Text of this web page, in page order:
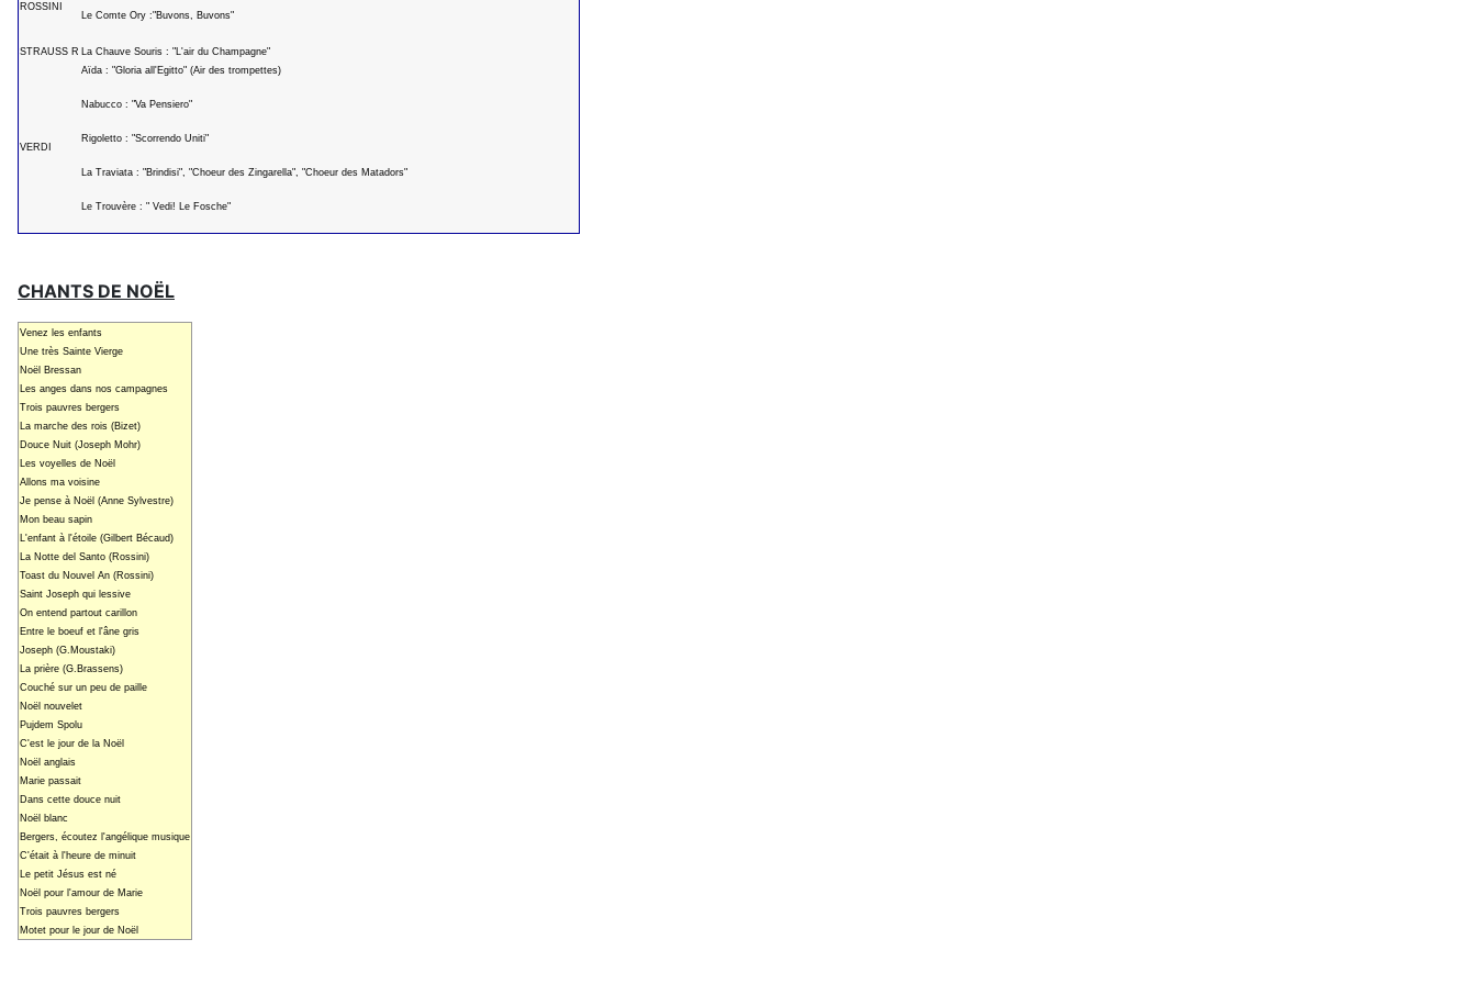
ROSSINI
Le Comte Ory :"Buvons, Buvons"
STRAUSS R La Chauve Souris : "L'air du Champagne"
VERDI
Aïda : "Gloria all'Egitto" (Air des trompettes)
Nabucco : "Va Pensiero"
Rigoletto : "Scorrendo Uniti"
La Traviata : "Brindisi", "Choeur des Zingarella", "Choeur des Matadors"
Le Trouvère : " Vedi! Le Fosche"
CHANTS DE NOËL
Venez les enfants
Une très Sainte Vierge
Noël Bressan
Les anges dans nos campagnes
Trois pauvres bergers
La marche des rois (Bizet)
Douce Nuit (Joseph Mohr)
Les voyelles de Noël
Allons ma voisine
Je pense à Noël (Anne Sylvestre)
Mon beau sapin
L'enfant à l'étoile (Gilbert Bécaud)
La Notte del Santo (Rossini)
Toast du Nouvel An (Rossini)
Saint Joseph qui lessive
On entend partout carillon
Entre le boeuf et l'âne gris
Joseph (G.Moustaki)
La prière (G.Brassens)
Couché sur un peu de paille
Noël nouvelet
Pujdem Spolu
C'est le jour de la Noël
Noël anglais
Marie passait
Dans cette douce nuit
Noël blanc
Bergers, écoutez l'angélique musique
C'était à l'heure de minuit
Le petit Jésus est né
Noël pour l'amour de Marie
Trois pauvres bergers
Motet pour le jour de Noël